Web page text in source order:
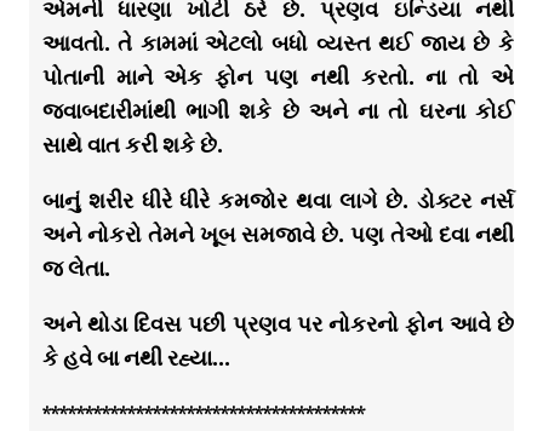
એમની ધારણા ખોટી ઠરે છે. પ્રણવ ઇન્ડિયા નથી
આવતો. તે કામમાં એટલો બધો વ્યસ્ત થઈ જાય છે કે
પોતાની માને એક ફોન પણ નથી કરતો. ના તો એ
જવાબદારીમાંથી ભાગી શકે છે અને ના તો ઘરના કોઈ
સાથે વાત કરી શકે છે.
બાનું શરીર ધીરે ધીરે કમજોર થવા લાગે છે. ડોક્ટર નર્સ
અને નોકરો તેમને ખૂબ સમજાવે છે. પણ તેઓ દવા નથી
જ લેતા.
અને થોડા દિવસ પછી પ્રણવ પર નોકરનો ફોન આવે છે
કે હવે બા નથી રહ્યા…
**************************************